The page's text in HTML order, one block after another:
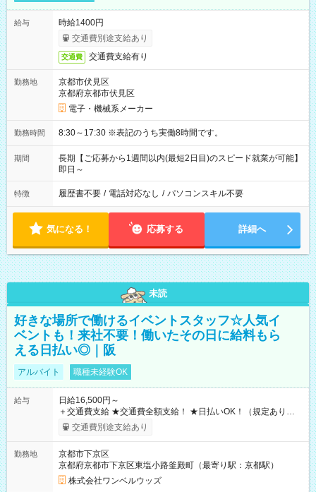
給与
時給1400円
交通費別途支給あり
交通費 交通費支給有り
勤務地
京都市伏見区
京都府京都市伏見区
電子・機械系メーカー
勤務時間 8:30～17:30 ※表記のうち実働8時間です。
期間
長期【ご応募から1週間以内(最短2日目)のスピード就業が可能】
即日～
特徴 履歴書不要 / 電話対応なし / パソコンスキル不要
気になる！ 応募する 詳細へ
未読
好きな場所で働けるイベントスタッフ☆人気イ
ベントも！来社不要！働いたその日に給料もら
える日払い◎｜阪
アルバイト 職種未経験OK
給与
日給16,500円～
＋交通費支給 ★交通費全額支給！ ★日払いOK！（規定あり） ┗
働いたその日に現金GET♪ お仕事後はコンビニATMから 日払
交通費別途支給あり
勤務地
京都市下京区
京都府京都市下京区東塩小路釜殿町（最寄り駅：京都駅）
株式会社ワンベルウッズ